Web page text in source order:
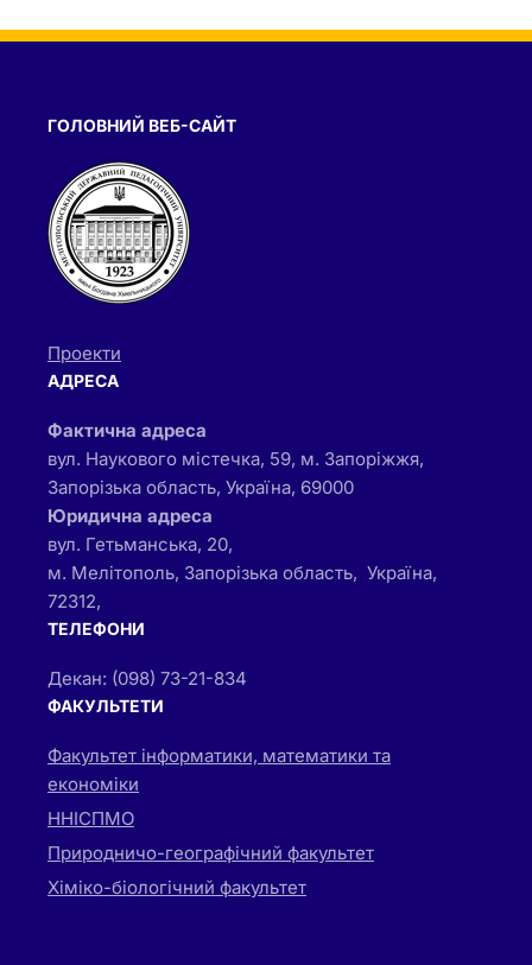
ГОЛОВНИЙ ВЕБ-САЙТ
Проекти
АДРЕСА
Фактична адреса
вул. Наукового містечка, 59, м. Запоріжжя,
Запорізька область, Україна, 69000
Юридична адреса
вул. Гетьманська, 20,
м. Мелітополь, Запорізька область, Україна,
72312,
ТЕЛЕФОНИ
Декан: (098) 73-21-834
ФАКУЛЬТЕТИ
Факультет інформатики, математики та
економіки
ННІСПМО
Природничо-географічний факультет
Хіміко-біологічний факультет